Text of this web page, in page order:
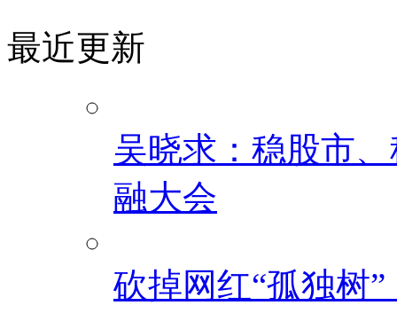
最近更新
吴晓求：稳股市
融大会
砍掉网红“孤独树